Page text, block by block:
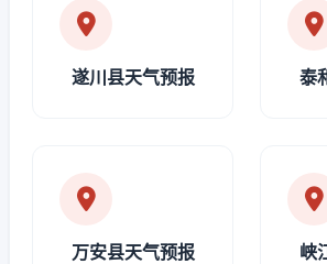
遂川县天气预报 泰
万安县天气预报 峡